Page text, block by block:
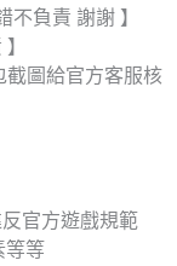
負責 謝謝 】
截圖給官方客服核
官方遊戲規範
等等